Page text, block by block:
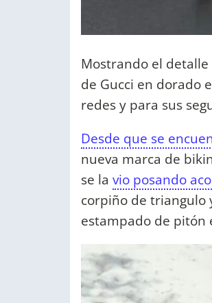
Mostrando el
de Gucci en dorado
redes y para sus
Desde que se
nueva marca de
se la vio posando
corpiño de triangulo
estampado de pitón